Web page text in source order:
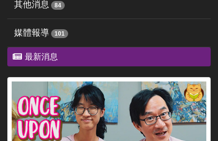
其他消息 84
媒體報導 101
最新消息